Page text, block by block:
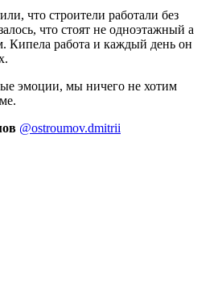
что строители работали без
что стоят не одноэтажный а
Кипела работа и каждый день он
эмоции, мы ничего не хотим
@ostroumov.dmitrii